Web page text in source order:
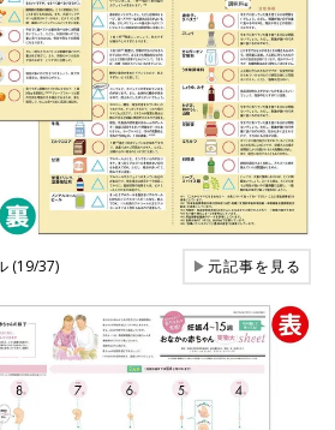
(19/37) ▶元記事を見る